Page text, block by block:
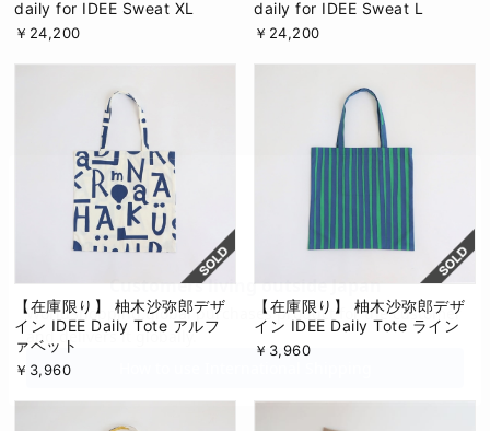
daily for IDEE Sweat XL
￥24,200
daily for IDEE Sweat L
￥24,200
【在庫限り】 柚木沙弥郎デザ
イン IDEE Daily Tote アルフ
ァベット
￥3,960
【在庫限り】 柚木沙弥郎デザ
イン IDEE Daily Tote ライン
￥3,960